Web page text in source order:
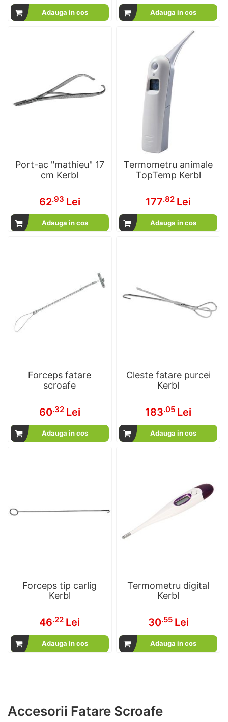
Adauga in cos Adauga in cos
Port-ac "mathieu" 17
cm Kerbl
62.93 Lei
Adauga in cos
Termometru animale
TopTemp Kerbl
177.82 Lei
Adauga in cos
Forceps fatare
scroafe
60.32 Lei
Adauga in cos
Cleste fatare purcei
Kerbl
183.05 Lei
Adauga in cos
Forceps tip carlig
Kerbl
46.22 Lei
Adauga in cos
Termometru digital
Kerbl
30.55 Lei
Adauga in cos
Accesorii Fatare Scroafe